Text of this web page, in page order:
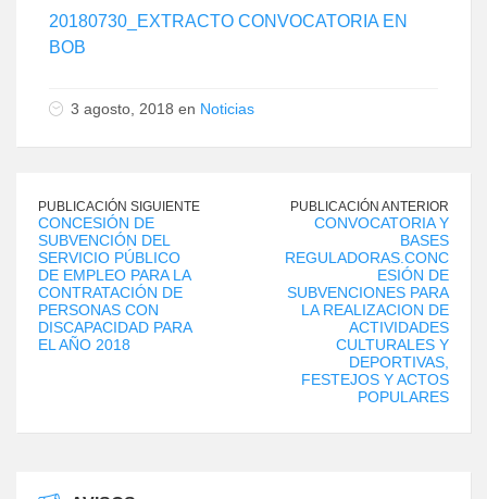
20180730_EXTRACTO CONVOCATORIA EN
BOB
3 agosto, 2018 en Noticias
PUBLICACIÓN SIGUIENTE
CONCESIÓN DE
SUBVENCIÓN DEL
SERVICIO PÚBLICO
DE EMPLEO PARA LA
CONTRATACIÓN DE
PERSONAS CON
DISCAPACIDAD PARA
EL AÑO 2018
PUBLICACIÓN ANTERIOR
CONVOCATORIA Y
BASES
REGULADORAS.CONC
ESIÓN DE
SUBVENCIONES PARA
LA REALIZACION DE
ACTIVIDADES
CULTURALES Y
DEPORTIVAS,
FESTEJOS Y ACTOS
POPULARES